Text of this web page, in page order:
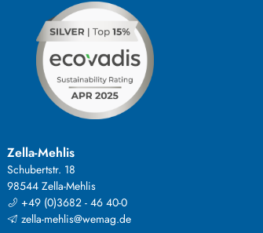
Zella-Mehlis
Schubertstr. 18
98544 Zella-Mehlis
+49 (0)3682 - 46 40-0
zella-mehlis@wemag.de